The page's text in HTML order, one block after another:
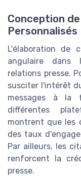
Conception
Personnalisés
L'élaboration de
angulaire dans
relations presse.
susciter l'intérêt
messages à la
différentes
montrent que les
des taux
Par ailleurs, les
renforcent la
presse.